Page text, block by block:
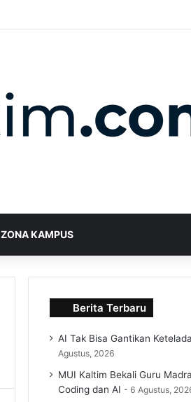
ZONA KAMPUS
Berita Terbaru
AI Tak Bisa Gantikan
Agustus, 2026
MUI Kaltim Bekali Guru
Coding dan AI
6 Agustus,